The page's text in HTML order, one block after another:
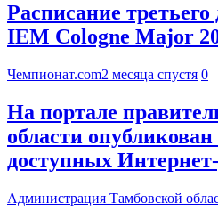
Расписание
IEM Cologne Major
Чемпионат.com2 месяца спустя 0
На портале
области
доступных
Администрация Тамбовской